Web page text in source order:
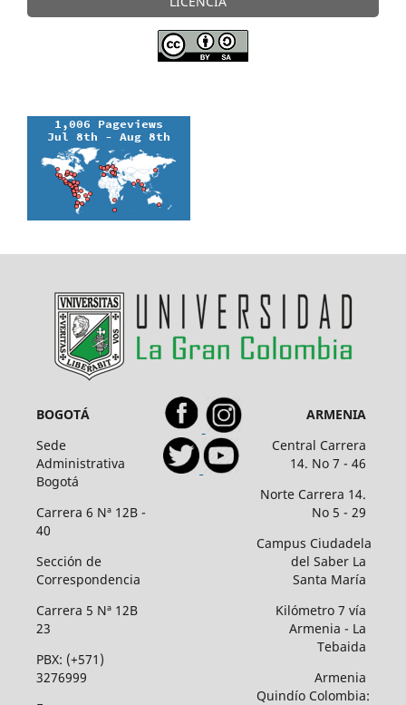
BOGOTÁ
Sede
Administrativa
Bogotá
Carrera 6 Nª 12B -
40
Sección de
Correspondencia
Carrera 5 Nª 12B
23
PBX: (+571)
3276999
ARMENIA
Central Carrera
14. No 7 - 46
Norte Carrera 14.
No 5 - 29
Campus Ciudadela
del Saber La
Santa María
Kilómetro 7 vía
Armenia - La
Tebaida
Armenia
Quindío Colombia: